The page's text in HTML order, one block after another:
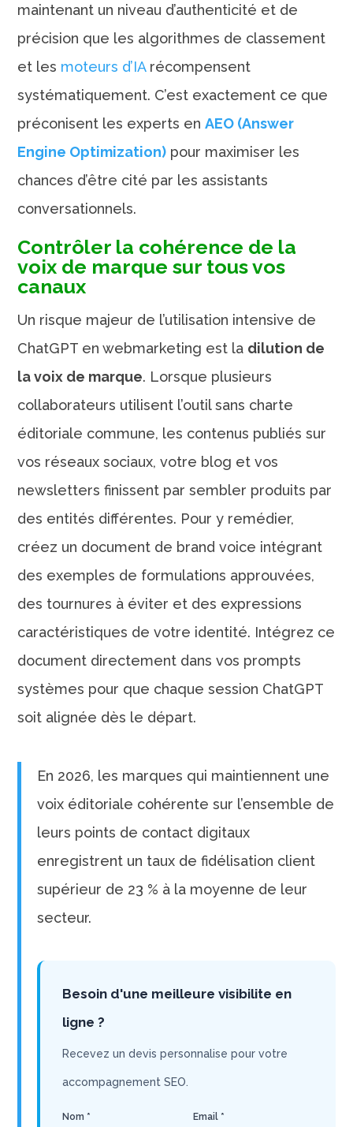
maintenant un niveau d’authenticité et de
précision que les algorithmes de classement
et les moteurs d’IArécompensent
systématiquement. C’est exactement ce que
préconisent les experts enAEO (Answer
Engine Optimization) pour maximiser les
chances d’être cité par les assistants
conversationnels.
Contrôler la cohérence de la
voix de marque sur tous vos
canaux
Un risque majeur de l’utilisation intensive de
ChatGPT en webmarketing est la dilution de
la voix de marque. Lorsque plusieurs
collaborateurs utilisent l’outil sans charte
éditoriale commune, les contenus publiés sur
vos réseaux sociaux, votre blog et vos
newsletters finissent par sembler produits par
des entités différentes. Pour y remédier,
créez un document de brand voice intégrant
des exemples de formulations approuvées,
des tournures à éviter et des expressions
caractéristiques de votre identité. Intégrez ce
document directement dans vos prompts
systèmes pour que chaque session ChatGPT
soit alignée dès le départ.
En 2026, les marques qui maintiennent une
voix éditoriale cohérente sur l’ensemble de
leurs points de contact digitaux
enregistrent un taux de fidélisation client
supérieur de 23 % à la moyenne de leur
secteur.
Besoin d'une meilleure visibilite en
ligne ?
Recevez un devis personnalise pour votre
accompagnement SEO.
Nom * Email *